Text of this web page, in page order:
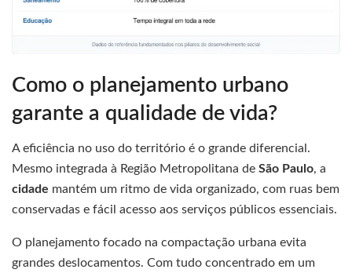
Como o planejamento urbano
garante a qualidade de vida?
A eficiência no uso do território é o grande diferencial.
Mesmo integrada à Região Metropolitana de São Paulo, a
cidade mantém um ritmo de vida organizado, com ruas bem
conservadas e fácil acesso aos serviços públicos essenciais.
O planejamento focado na compactação urbana evita
grandes deslocamentos. Com tudo concentrado em um